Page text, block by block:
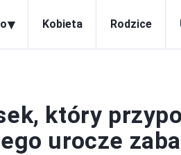
▾ Kobieta Rodzice
który
urocze